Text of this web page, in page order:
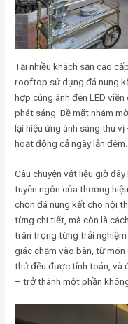
Tại nhiều khách sạn cao
rooftop sử dụng đá nung
hợp cùng ánh đèn LED
phát sáng. Bề mặt nhám
lại hiệu ứng ánh sáng thú
hoạt động cả ngày lẫn đêm.
Câu chuyện vật liệu giờ
tuyên ngôn của thương
chọn đá nung kết cho nội
từng chi tiết, mà còn là
trân trọng từng trải nghiệm
giác chạm vào bàn, từ
thứ đều được tính toán, và
– trở thành một phần